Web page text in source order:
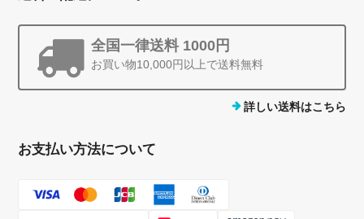
全国一律送料 1000円
お買い物10,000円以上で送料無料
詳しい送料はこちら
お支払い方法について